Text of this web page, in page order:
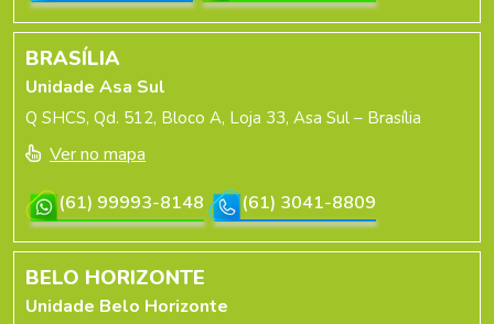
BRASÍLIA
Unidade Asa Sul
Q SHCS, Qd. 512, Bloco A, Loja 33, Asa Sul – Brasília
Ver no mapa
(61) 99993-8148
(61) 3041-8809
BELO HORIZONTE
Unidade Belo Horizonte